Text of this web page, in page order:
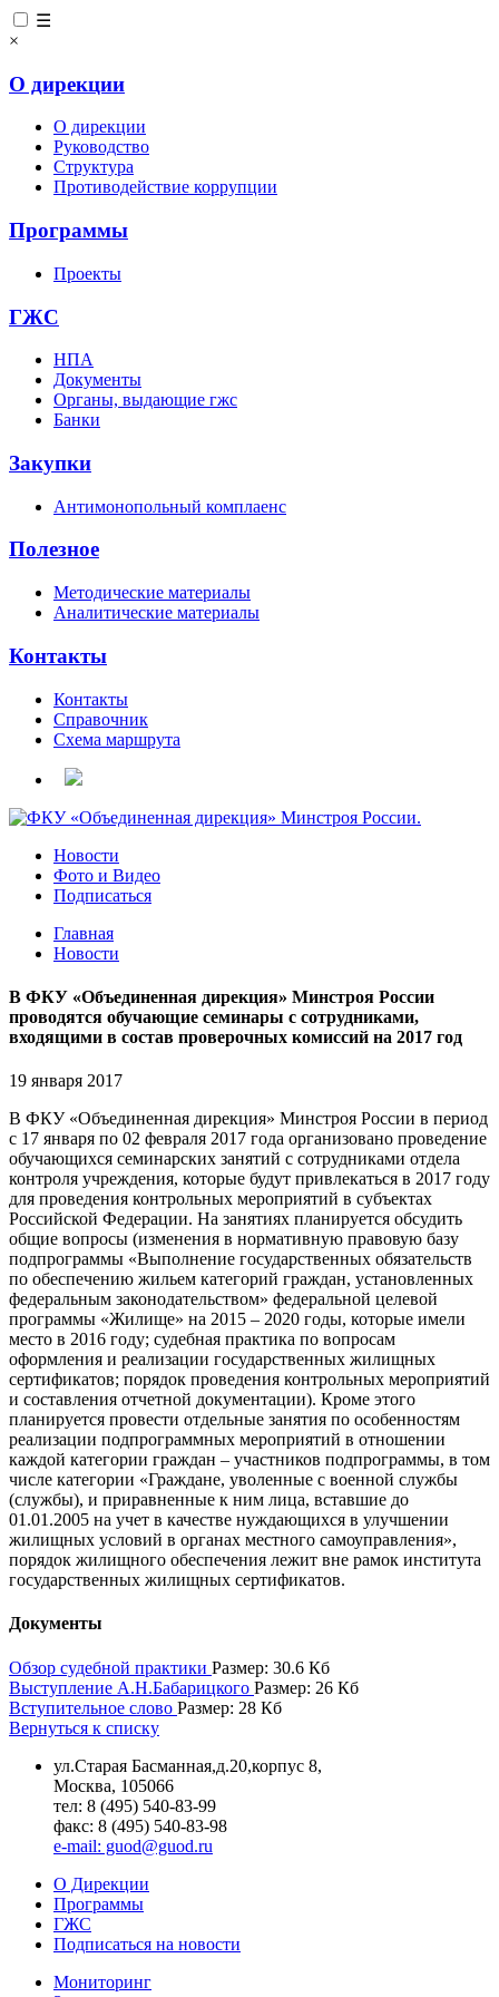
☰
×
О дирекции
О дирекции
Руководство
Структура
Противодействие коррупции
Программы
Проекты
ГЖС
НПА
Документы
Органы, выдающие гжс
Банки
Закупки
Антимонопольный комплаенс
Полезное
Методические материалы
Аналитические материалы
Контакты
Контакты
Справочник
Схема маршрута
Новости
Фото и Видео
Подписаться
Главная
Новости
В ФКУ «Объединенная дирекция» Минстроя России
проводятся обучающие семинары с сотрудниками,
входящими в состав проверочных комиссий на 2017 год
19 января 2017
В ФКУ «Объединенная дирекция» Минстроя России в период
с 17 января по 02 февраля 2017 года организовано проведение
обучающихся семинарских занятий с сотрудниками отдела
контроля учреждения, которые будут привлекаться в 2017 году
для проведения контрольных мероприятий в субъектах
Российской Федерации. На занятиях планируется обсудить
общие вопросы (изменения в нормативную правовую базу
подпрограммы «Выполнение государственных обязательств
по обеспечению жильем категорий граждан, установленных
федеральным законодательством» федеральной целевой
программы «Жилище» на 2015 – 2020 годы, которые имели
место в 2016 году; судебная практика по вопросам
оформления и реализации государственных жилищных
сертификатов; порядок проведения контрольных мероприятий
и составления отчетной документации). Кроме этого
планируется провести отдельные занятия по особенностям
реализации подпрограммных мероприятий в отношении
каждой категории граждан – участников подпрограммы, в том
числе категории «Граждане, уволенные с военной службы
(службы), и приравненные к ним лица, вставшие до
01.01.2005 на учет в качестве нуждающихся в улучшении
жилищных условий в органах местного самоуправления»,
порядок жилищного обеспечения лежит вне рамок института
государственных жилищных сертификатов.
Документы
Обзор судебной практики Размер: 30.6 Кб
Выступление А.Н.Бабарицкого Размер: 26 Кб
Вступительное слово Размер: 28 Кб
Вернуться к списку
ул.Старая Басманная,д.20,корпус 8,
Москва, 105066
тел: 8 (495) 540-83-99
факс: 8 (495) 540-83-98
e-mail: guod@guod.ru
О Дирекции
Программы
ГЖС
Подписаться на новости
Мониторинг